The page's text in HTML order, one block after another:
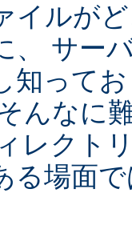
イルが
、 サー
知って
んなに
レクト
る場面